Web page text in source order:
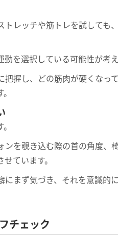
レッチや筋トレを試しても
を選択している可能性が考え
握し、どの筋肉が硬くなっ
を覗き込む際の首の角度、
ています。
まず気づき、それを意識的
チェック